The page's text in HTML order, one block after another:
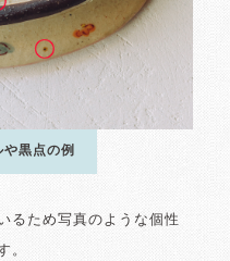
や黒点の例
るため写真のような個性
。